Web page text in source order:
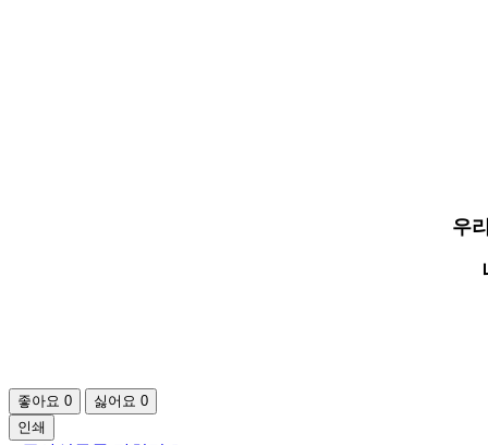
우
좋아요 0 싫어요 0
인쇄